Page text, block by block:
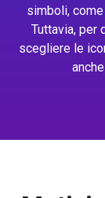
simboli,
Tuttavia, per
scegliere le